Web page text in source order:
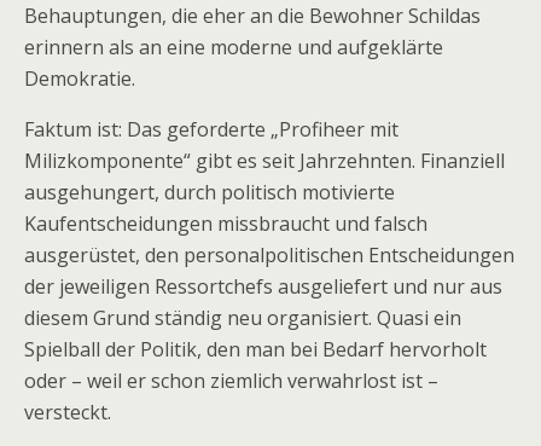
Behauptungen, die eher an die Bewohner Schildas
erinnern als an eine moderne und aufgeklärte
Demokratie.
Faktum ist: Das geforderte „Profiheer mit
Milizkomponente“ gibt es seit Jahrzehnten. Finanziell
ausgehungert, durch politisch motivierte
Kaufentscheidungen missbraucht und falsch
ausgerüstet, den personalpolitischen Entscheidungen
der jeweiligen Ressortchefs ausgeliefert und nur aus
diesem Grund ständig neu organisiert. Quasi ein
Spielball der Politik, den man bei Bedarf hervorholt
oder – weil er schon ziemlich verwahrlost ist –
versteckt.